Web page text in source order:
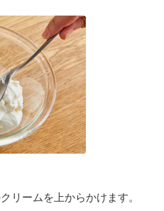
リームを上からかけます。